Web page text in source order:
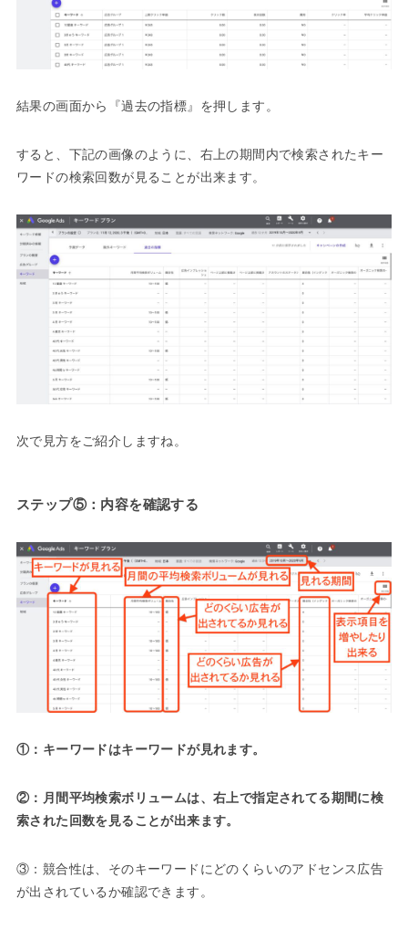
結果の画面から『過去の指標』を押します。
すると、下記の画像のように、右上の期間内で検索されたキー
ワードの検索回数が見ることが出来ます。
次で見方をご紹介しますね。
ステップ⑤：内容を確認する
①：キーワードはキーワードが見れます。
②：月間平均検索ボリュームは、右上で指定されてる期間に検
索された回数を見ることが出来ます。
③：競合性は、そのキーワードにどのくらいのアドセンス広告
が出されているか確認できます。